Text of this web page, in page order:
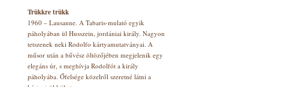
Trükkre trükk
1960 – Lausanne. A Tabaris-mulató egyik
páholyában ül Husszein, jordániai király. Nagyon
tetszenek neki Rodolfo kártyamutatványai. A
műsor után a bűvész öltözőjében megjelenik egy
elegáns úr, s meghívja Rodolfót a király
páholyába. Őfelsége közelről szeretné látni a